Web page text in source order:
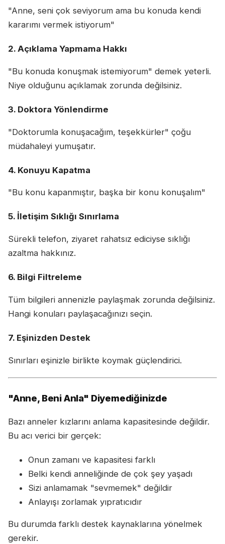
"Anne, seni çok seviyorum ama bu konuda kendi
kararımı vermek istiyorum"
2. Açıklama Yapmama Hakkı
"Bu konuda konuşmak istemiyorum" demek yeterli.
Niye olduğunu açıklamak zorunda değilsiniz.
3. Doktora Yönlendirme
"Doktorumla konuşacağım, teşekkürler" çoğu
müdahaleyi yumuşatır.
4. Konuyu Kapatma
"Bu konu kapanmıştır, başka bir konu konuşalım"
5. İletişim Sıklığı Sınırlama
Sürekli telefon, ziyaret rahatsız ediciyse sıklığı
azaltma hakkınız.
6. Bilgi Filtreleme
Tüm bilgileri annenizle paylaşmak zorunda değilsiniz.
Hangi konuları paylaşacağınızı seçin.
7. Eşinizden Destek
Sınırları eşinizle birlikte koymak güçlendirici.
"Anne, Beni Anla" Diyemediğinizde
Bazı anneler kızlarını anlama kapasitesinde değildir.
Bu acı verici bir gerçek:
Onun zamanı ve kapasitesi farklı
Belki kendi anneliğinde de çok şey yaşadı
Sizi anlamamak "sevmemek" değildir
Anlayışı zorlamak yıpratıcıdır
Bu durumda farklı destek kaynaklarına yönelmek
gerekir.